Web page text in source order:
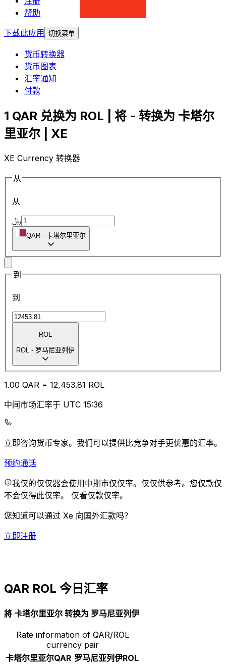
帮助
下载此应用
切换菜单
货币转换器
货币图表
汇率通知
付款
1 QAR 兑换为 ROL | 将 - 转换为 卡塔尔
里亚尔 | XE
XE Currency 转换器
从
从
﷼
QAR - 卡塔尔里亚尔
到
到
ROL
ROL - 罗马尼亚列伊
1.00 QAR = 12,453.81 ROL
中间市场汇率于 UTC 15:36
立即咨询货币专家。 我们可以提供比竞争对手更优惠的汇率。
预约通话
我仅的仅仅器会使用中期市仅仅率。仅仅供参考。您仅款仅
不会仅得此仅率。 仅看仅款仅率。
您知道可以通过 Xe 向国外汇款吗？
立即注册
QAR ROL 今日汇率
將 卡塔尔里亚尔 转换为 罗马尼亚列伊
Rate information of QAR/ROL
currency pair
卡塔尔里亚尔QAR 罗马尼亚列伊ROL